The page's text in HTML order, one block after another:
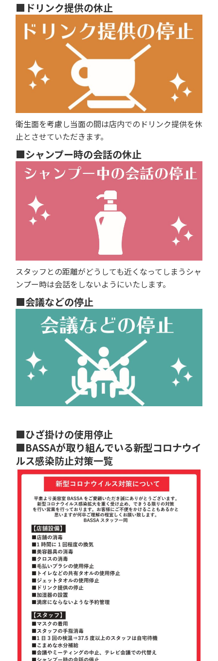
■ドリンク提供の休止
衛生面を考慮し当面の間は店内でのドリンク提供を休
止とさせていただきます。
■シャンプー時の会話の休止
スタッフとの距離がどうしても近くなってしまうシャ
ンプー時は会話をしないようにいたします。
■会議などの停止
■ひざ掛けの使用停止
■BASSAが取り組んでいる新型コロナウイ
ルス感染防止対策一覧